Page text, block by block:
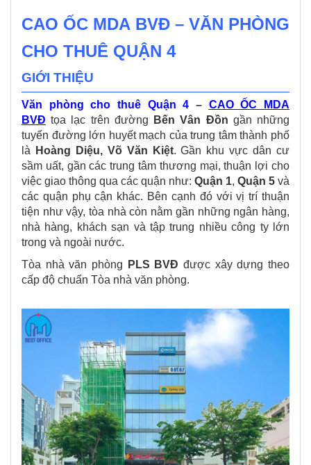
CAO ỐC MDA BVĐ – VĂN PHÒNG
CHO THUÊ QUẬN 4
GIỚI THIỆU
Văn phòng cho thuê Quận 4 – CAO ỐC MDA
BVĐ tọa lạc trên đường Bến Vân Đồn gần những
tuyến đường lớn huyết mạch của trung tâm thành phố
là
Hoàng Diệu, Võ Văn Kiệt. Gần khu vực dân cư
sầm uất, gần các trung tâm thương mại, thuận lợi cho
việc giao thông qua các quận như: Quận 1, Quận 5 và
các quận phụ cận khác. Bên cạnh đó với vị trí thuận
tiện như vậy, tòa nhà còn nằm gần những ngân hàng,
nhà hàng, khách sạn và tập trung nhiều công ty lớn
trong và ngoài nước.
Tòa nhà văn phòng
PLS BVĐ được xây dựng theo
cấp độ chuẩn Tòa nhà văn phòng.